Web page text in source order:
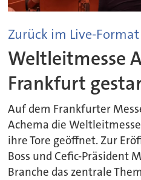
Zurück im Live-Format
Weltleitmesse
Frankfurt
Auf dem Frankfurter
Achema die
ihre Tore geöffnet. Zur
Boss und Cefic-Präsident
Branche das zentrale